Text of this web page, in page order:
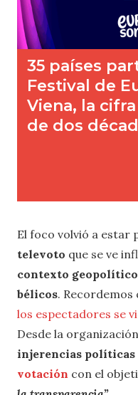
El foco volvió a estar
televoto que se ve
contexto geopolítico
bélicos. Recordemos
los espectadores se
Desde la
injerencias políticas
votación con el